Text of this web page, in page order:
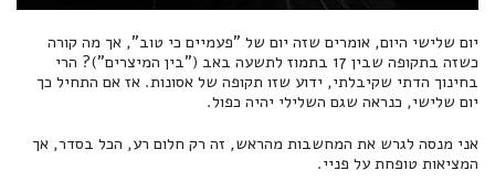
יום שלישי היום, אומרים שזה יום של "פעמיים כי טוב", אך מה קורה
כשזה בתקופה שבין 17 בתמוז לתשעה באב ("בין המיצרים")? הרי
בחינוך הדתי שקיבלתי, ידוע שזו תקופה של אסונות. אז אם התחיל כך
יום שלישי, כנראה שגם השלילי יהיה כפול.
אני מנסה לגרש את המחשבות מהראש, זה רק חלום רע, הכל בסדר, אך
המציאות טופחת על פניי.